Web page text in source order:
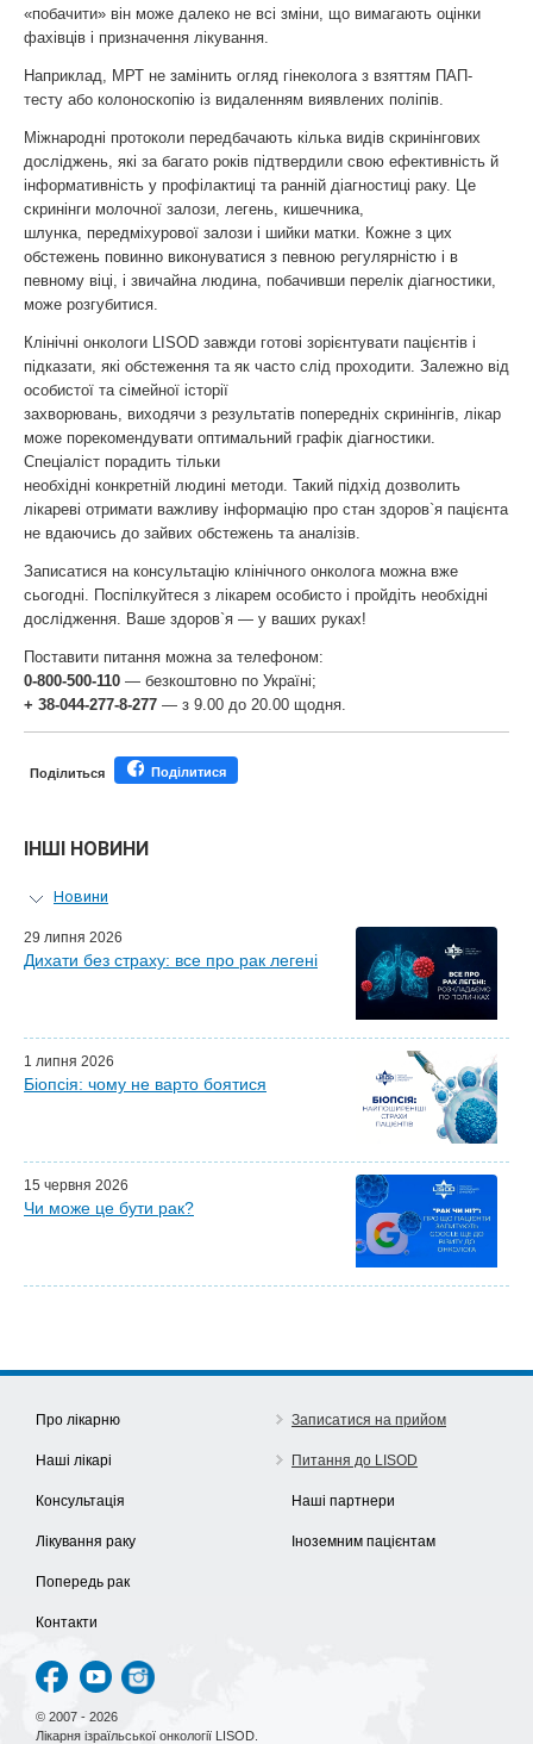
«побачити» він може далеко не всі зміни, що вимагають оцінки
фахівців і призначення лікування.
Наприклад, МРТ не замінить огляд гінеколога з взяттям ПАП-
тесту або колоноскопію із видаленням виявлених поліпів.
Міжнародні протоколи передбачають кілька видів скринінгових
досліджень, які за багато років підтвердили свою ефективність й
інформативність у профілактиці та ранній діагностиці раку. Це
скринінги молочної залози, легень, кишечника,
шлунка, передміхурової залози і шийки матки. Кожне з цих
обстежень повинно виконуватися з певною регулярністю і в
певному віці, і звичайна людина, побачивши перелік діагностики,
може розгубитися.
Клінічні онкологи LISOD завжди готові зорієнтувати пацієнтів і
підказати, які обстеження та як часто слід проходити. Залежно від
особистої та сімейної історії
захворювань, виходячи з результатів попередніх скринінгів, лікар
може порекомендувати оптимальний графік діагностики.
Спеціаліст порадить тільки
необхідні конкретній людині методи. Такий підхід дозволить
лікареві отримати важливу інформацію про стан здоров`я пацієнта
не вдаючись до зайвих обстежень та аналізів.
Записатися на консультацію клінічного онколога можна вже
сьогодні. Поспілкуйтеся з лікарем особисто і пройдіть необхідні
дослідження. Ваше здоров`я — у ваших руках!
Поставити питання можна за телефоном:
0-800-500-110 — безкоштовно по Україні;
+ 38-044-277-8-277 — з 9.00 до 20.00 щодня.
Поділиться Поділитися
ІНШІ НОВИНИ
Новини
Персональний гід
Майстер-класи для лікарів
Партнери LISOD
29 липня 2026
Дихати без страху: все про рак легені
1 липня 2026
Біопсія: чому не варто боятися
15 червня 2026
Чи може це бути рак?
Про лікарню
Наші лікарі
Консультація
Лікування раку
Попередь рак
Контакти
Записатися на прийом
Питання до LISOD
Наші партнери
Іноземним пацієнтам
© 2007 - 2026
Лікарня ізраїльської онкології LISOD.